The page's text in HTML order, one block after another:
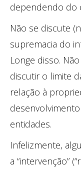
dependendo do
Não se discute
supremacia do
Longe disso.
discutir o limite
relação à
entidades.
Infelizmente,
a “intervenção”